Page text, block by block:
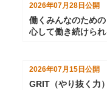
2026年07月28日公開
働くみんなのため
心して働き続けら
2026年07月15日 公開
GRIT（やり抜く力